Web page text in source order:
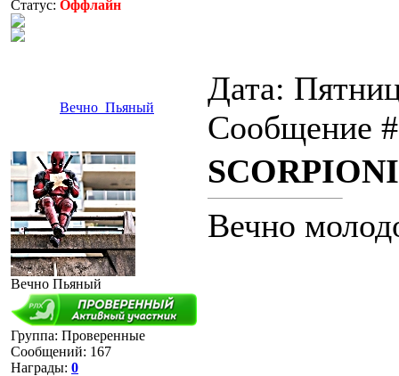
Статус: Оффлайн
Вечно_Пьяный
Дата:
Сообщение
Вечно Пьяный
Группа: Проверенные
Сообщений: 167
Награды: 0
Вечно